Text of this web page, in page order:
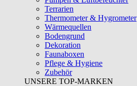
Terrarien
Thermometer & Hygrometer
Wärmequellen
Bodengrund
Dekoration
Faunaboxen
Pflege & Hygiene
Zubehör
UNSERE TOP-MARKEN